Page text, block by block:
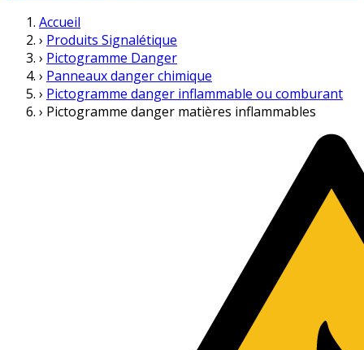
Accueil
› Produits Signalétique
› Pictogramme Danger
› Panneaux danger chimique
› Pictogramme danger inflammable ou comburant
› Pictogramme danger matières inflammables